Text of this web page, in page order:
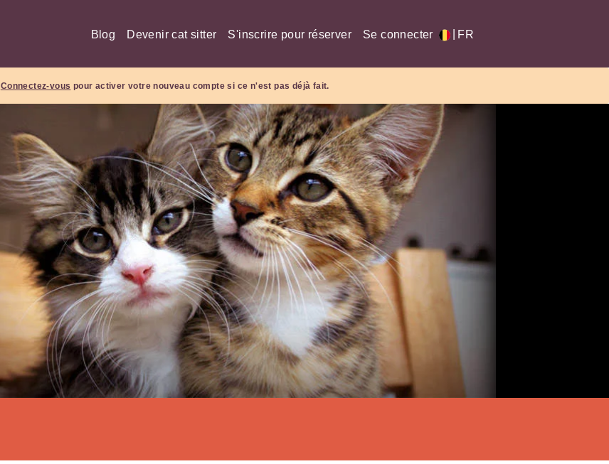
Blog Devenir cat sitter S'inscrire pour réserver Se connecter FR
Connectez-vous pour activer votre nouveau compte si ce n'est pas déjà fait.